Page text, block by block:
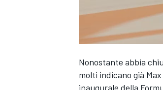
Nonostante abbia
molti indicano già
inaugurale della